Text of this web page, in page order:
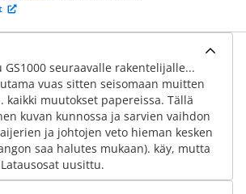
seuraavalle rakentelijalle...
vuas sitten seisomaan muitten
kaikki muutokset papereissa. Tällä
kuvan kunnossa ja sarvien vaihdon
ja johtojen veto hieman kesken
saa halutes mukaan). käy, mutta
uusittu.